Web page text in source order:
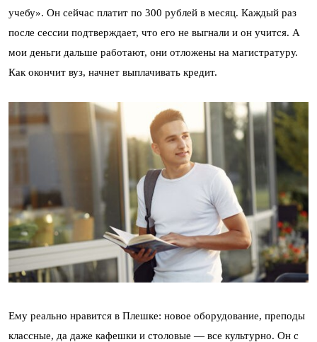
учебу». Он сейчас платит по 300 рублей в месяц. Каждый раз
после сессии подтверждает, что его не выгнали и он учится. А
мои деньги дальше работают, они отложены на магистратуру.
Как окончит вуз, начнет выплачивать кредит.
Ему реально нравится в Плешке: новое оборудование, преподы
классные, да даже кафешки и столовые — все культурно. Он с